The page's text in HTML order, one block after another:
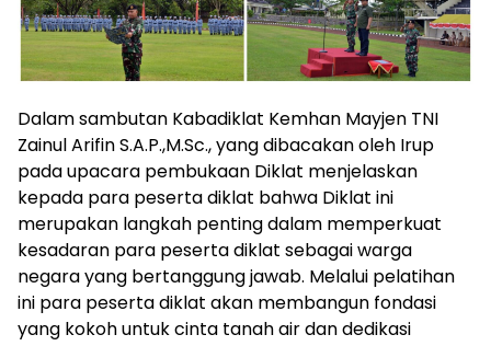
Dalam sambutan Kabadiklat Kemhan Mayjen TNI
Zainul Arifin S.A.P.,M.Sc., yang dibacakan oleh Irup
pada upacara pembukaan Diklat menjelaskan
kepada para peserta diklat bahwa Diklat ini
merupakan langkah penting dalam memperkuat
kesadaran para peserta diklat sebagai warga
negara yang bertanggung jawab. Melalui pelatihan
ini para peserta diklat akan membangun fondasi
yang kokoh untuk cinta tanah air dan dedikasi